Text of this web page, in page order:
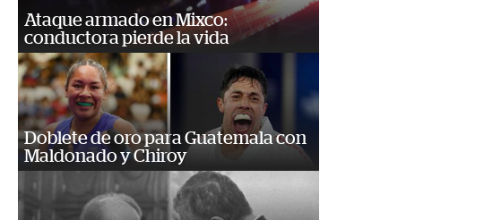
Ataque armado en Mixco:
conductora pierde la vida
Doblete de oro para Guatemala con
Maldonado y Chiroy